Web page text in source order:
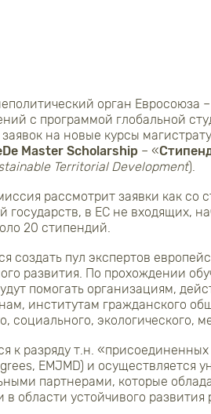
орган Евросоюза
с программой глобальной
на новые курсы
Master Scholarship – «
Territorial Development).
рассмотрит заявки как
государств, в ЕС не входящих,
20 стипендий.
создать пул экспертов
развития. По прохождении
помогать организациям,
институтам гражданского
социального, экологического,
к разряду т.н.
EMJMD) и
партнерами, которые
области устойчивого развития